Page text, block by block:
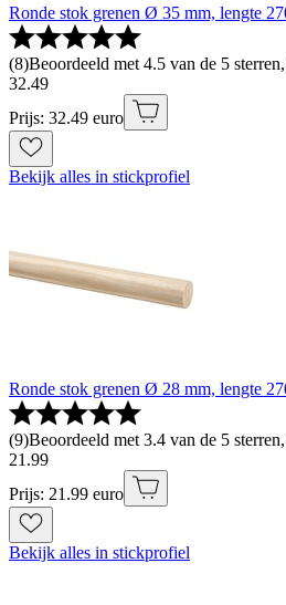
Ronde stok grenen Ø 35 mm, lengte
(8)Beoordeeld met 4.5 van de 5
32.49
Prijs: 32.49 euro
Bekijk alles in stickprofiel
Ronde stok grenen Ø 28 mm, lengte
(9)Beoordeeld met 3.4 van de 5
21 .99
Prijs: 21.99 euro
Bekijk alles in stickprofiel